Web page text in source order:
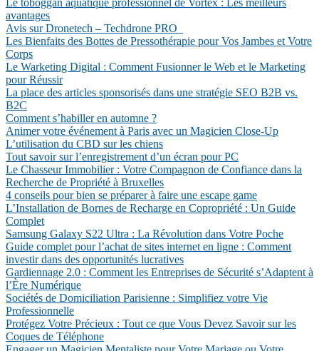
Le toboggan aquatique professionnel de Vortex : Les meilleurs
avantages
Avis sur Dronetech – Techdrone PRO
Les Bienfaits des Bottes de Pressothérapie pour Vos Jambes et Votre
Corps
Le Warketing Digital : Comment Fusionner le Web et le Marketing
pour Réussir
La place des articles sponsorisés dans une stratégie SEO B2B vs.
B2C
Comment s’habiller en automne ?
Animer votre événement à Paris avec un Magicien Close-Up
L’utilisation du CBD sur les chiens
Tout savoir sur l’enregistrement d’un écran pour PC
Le Chasseur Immobilier : Votre Compagnon de Confiance dans la
Recherche de Propriété à Bruxelles
4 conseils pour bien se préparer à faire une escape game
L’Installation de Bornes de Recharge en Copropriété : Un Guide
Complet
Samsung Galaxy S22 Ultra : La Révolution dans Votre Poche
Guide complet pour l’achat de sites internet en ligne : Comment
investir dans des opportunités lucratives
Gardiennage 2.0 : Comment les Entreprises de Sécurité s’Adaptent à
l’Ère Numérique
Sociétés de Domiciliation Parisienne : Simplifiez votre Vie
Professionnelle
Protégez Votre Précieux : Tout ce que Vous Devez Savoir sur les
Coques de Téléphone